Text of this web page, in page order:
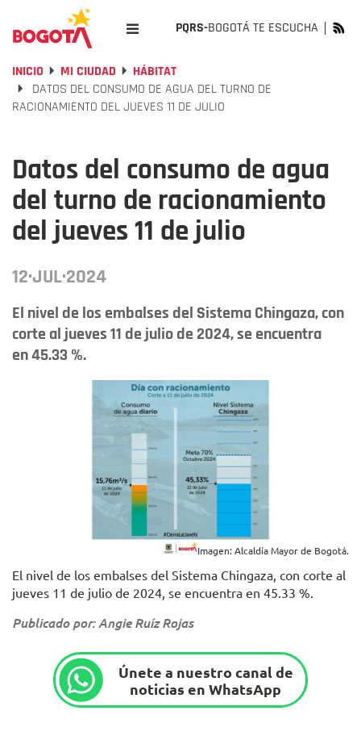
PQRS-BOGOTÁ TE ESCUCHA
INICIO MI CIUDAD
HÁBITAT
DATOS DEL CONSUMO DE AGUA DEL TURNO DE
RACIONAMIENTO DEL JUEVES 11 DE JULIO
Datos del consumo de agua
del turno de racionamiento
del jueves 11 de julio
12·JUL·2024
El nivel de los embalses del Sistema Chingaza, con
corte al jueves 11 de julio de 2024, se encuentra
en 45.33 %.
Imagen: Alcaldía Mayor de Bogotá.
El nivel de los embalses del Sistema Chingaza, con corte al
jueves 11 de julio de 2024, se encuentra en 45.33 %.
Publicado por: Angie Ruíz Rojas
Únete a nuestro canal de
noticias en WhatsApp